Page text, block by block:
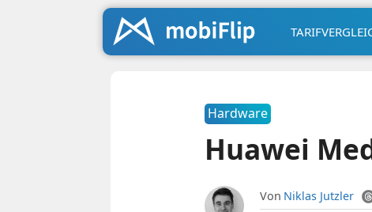
Hardware
Huawei
Von Niklas Jutzler